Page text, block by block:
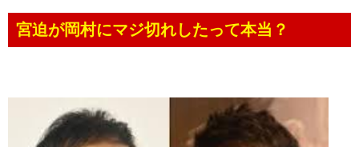
宮迫が岡村にマジ切れしたって本当？